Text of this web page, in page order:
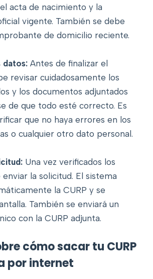
acta de nacimiento y la
vigente. También se debe
de domicilio reciente.
datos: Antes de finalizar el
revisar cuidadosamente los
y los documentos adjuntados
de que todo esté correcto. Es
que no haya errores en los
o cualquier otro dato personal.
Una vez verificados los
la solicitud. El sistema
la CURP y se
También se enviará un
con la CURP adjunta.
cómo sacar tu CURP
por internet